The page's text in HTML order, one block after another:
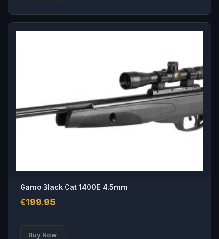
Gamo Black Cat 1400E 4.5mm
€199.95
Buy Now